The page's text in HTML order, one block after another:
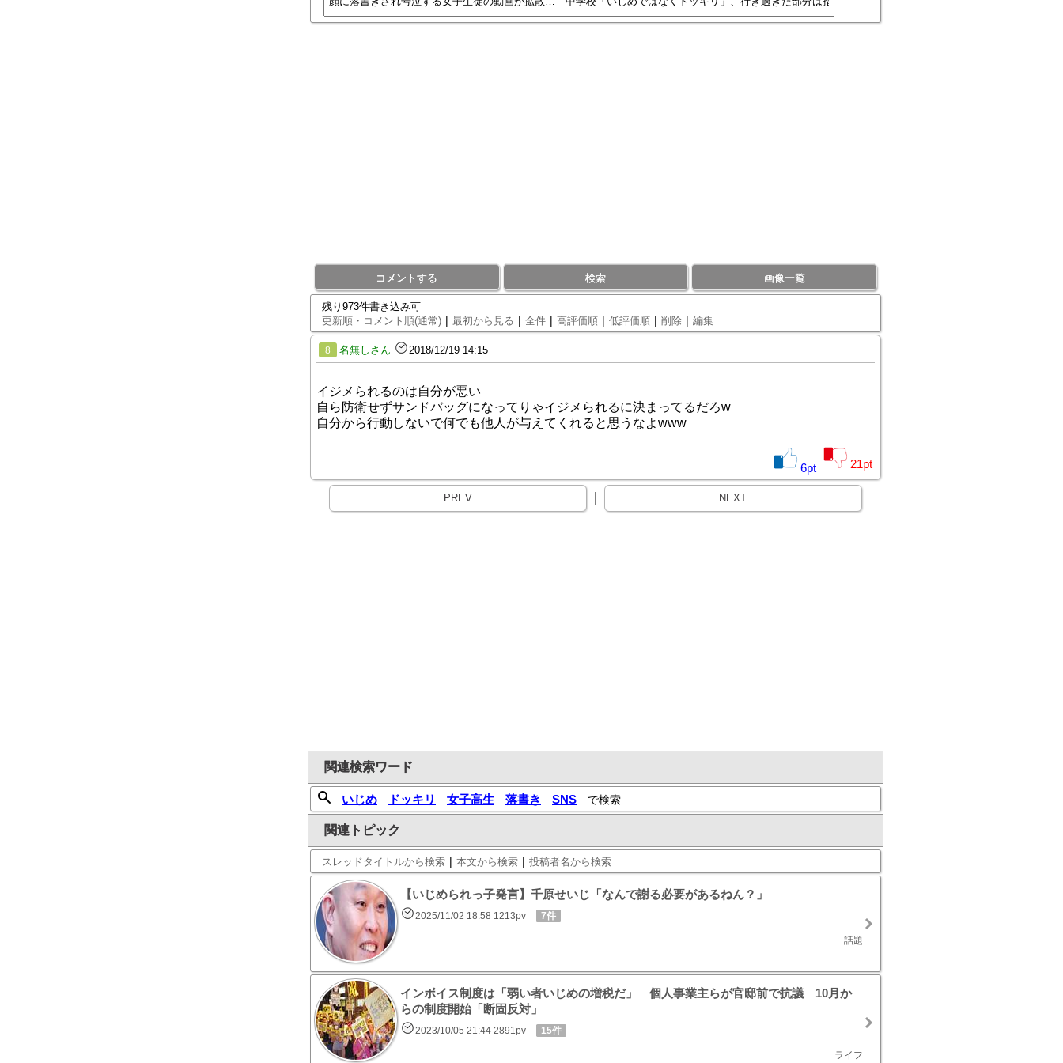
コメントする 検索 画像一覧
残り973件書き込み可
更新順・コメント順(通常) | 最初から見る | 全件 | 高評価順 | 低評価順 | 削除 | 編集
8 名無しさん 2018/12/19 14:15
イジメられるのは自分が悪い
自ら防衛せずサンドバッグになってりゃイジメられるに決まってるだろw
自分から行動しないで何でも他人が与えてくれると思うなよwww
6pt 21pt
PREV NEXT
関連検索ワード
いじめ ドッキリ 女子高生 落書き SNS で検索
関連トピック
スレッドタイトルから検索 | 本文から検索 | 投稿者名から検索
【いじめられっ子発言】千原せいじ「なんで謝る必要があるねん？」
2025/11/02 18:58 1213pv 7件
話題
インボイス制度は「弱い者いじめの増税だ」 個人事業主らが官邸前で抗議 10月か
らの制度開始「断固反対」
2023/10/05 21:44 2891pv 15件
ライフ